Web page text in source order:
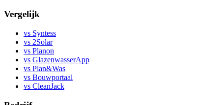
Vergelijk
vs Syntess
vs 2Solar
vs Planon
vs GlazenwasserApp
vs Plan&Was
vs Bouwportaal
vs CleanJack